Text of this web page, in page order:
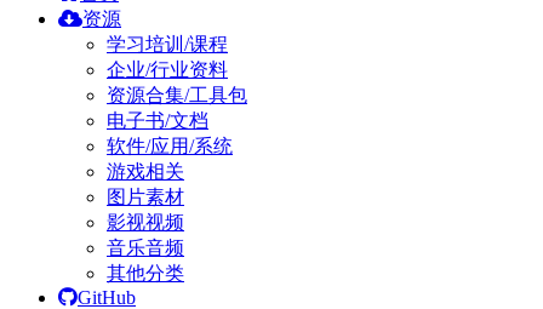
资源
学习培训/课程
企业/行业资料
资源合集/工具包
电子书/文档
软件/应用/系统
游戏相关
图片素材
影视视频
音乐音频
其他分类
GitHub